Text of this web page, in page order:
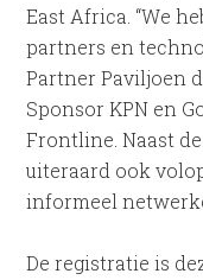
East Africa. “We
partners en
Partner Paviljoen
Sponsor KPN en
Frontline. Naast
uiteraard ook
informeel
De registratie is